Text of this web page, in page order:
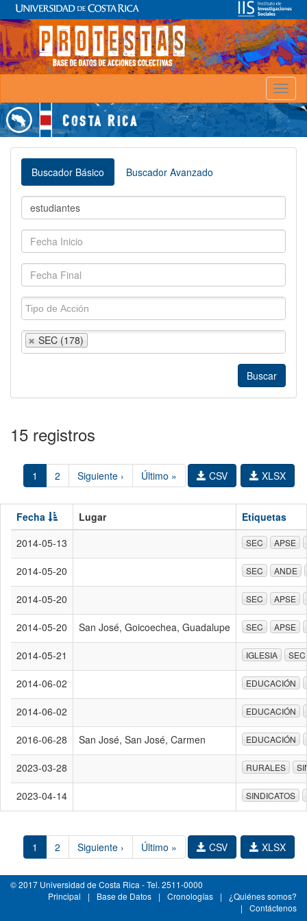
Buscador Básico Buscador Avanzado
SEC (178)
15 registros
1 2 Siguiente › Último » XLSX
CSV
Fecha Lugar
Etiquetas
2014-05-13
SEC APSE
2014-05-20 SEC ANDE
2014-05-20 SEC APSE
2014-05-20 San José, Goicoechea, Guadalupe SEC APSE
2014-05-21 IGLESIA SEC
2014-06-02 EDUCACIÓN
2014-06-02 EDUCACIÓN
2016-06-28 San José, San José, Carmen EDUCACIÓN
2023-03-28 RURALES
2023-04-14 SINDICATOS
1 2 Siguiente › Último » XLSX
CSV
© 2017 Universidad de Costa Rica - Tel. 2511-0000
Principal
| Base de Datos | Cronologías |
¿Quiénes somos?
|
Contáctenos